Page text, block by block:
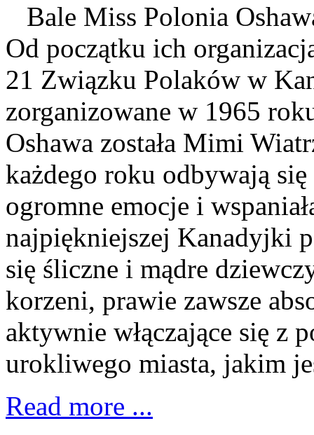
Bale Miss Polonia
Od początku ich
21 Związku Polaków w
zorganizowane w 1965
Oshawa została Mimi
każdego roku odbywają
ogromne emocje i
najpiękniejszej Kanadyjki
się śliczne i mądre
korzeni, prawie zawsze
aktywnie włączające się z
urokliwego miasta, jakim
Read more ...